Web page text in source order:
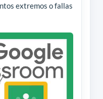
extremos o fallas